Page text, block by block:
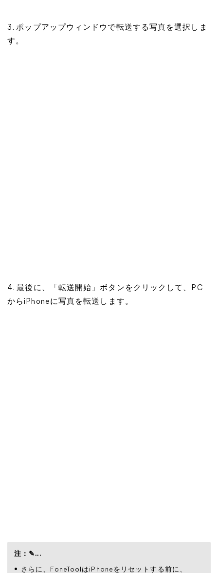
3. ポップアップウィンドウで転送する写真を選択しま
す。
4. 最後に、「転送開始」ボタンをクリックして、PC
からiPhoneに写真を転送します。
注：✎...
さらに、FoneToolはiPhoneをリセットする前に、